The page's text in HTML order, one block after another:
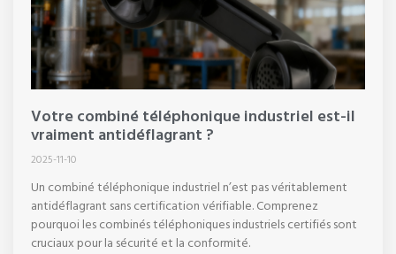
Votre combiné téléphonique industriel est-il
vraiment antidéflagrant ?
2025-11-10
Un combiné téléphonique industriel n’est pas véritablement
antidéflagrant sans certification vérifiable. Comprenez
pourquoi les combinés téléphoniques industriels certifiés sont
cruciaux pour la sécurité et la conformité.